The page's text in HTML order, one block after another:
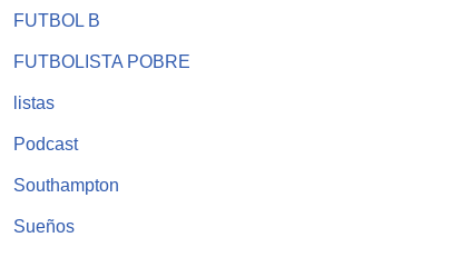
FUTBOL B
FUTBOLISTA POBRE
listas
Podcast
Southampton
Sueños